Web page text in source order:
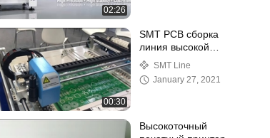
02:26
00:30
SMT PCB сборка
линия высокой
точности с
вибрационным
питателем
SMT Line
January 27, 2021
Высокоточный